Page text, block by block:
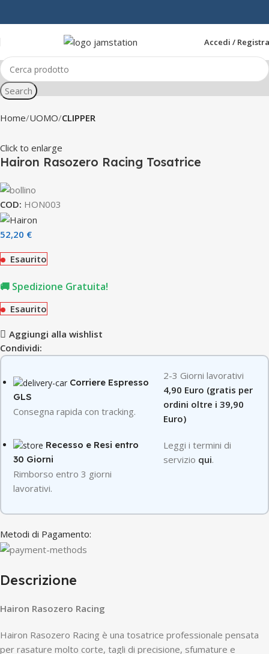
Accedi /
Search
Home UOMO CLIPPER
Click to enlarge
Hairon Rasozero Racing Tosatrice
COD: HON003
52,20 €
Esaurito
🚚 Spedizione Gratuita!
Esaurito
Aggiungi alla wishlist
Condividi:
Corriere Espresso
GLS
Consegna rapida con tracking.
2-3 Giorni lavorativi
4,90 Euro (gratis per
ordini oltre i 39,90
Euro)
Recesso e Resi entro
30 Giorni
Rimborso entro 3 giorni
lavorativi.
Leggi i termini di
servizio qui.
Metodi di Pagamento:
Descrizione
Hairon Rasozero Racing
Hairon Rasozero Racing è una tosatrice professionale pensata
per rasature molto corte, tagli di precisione, sfumature e